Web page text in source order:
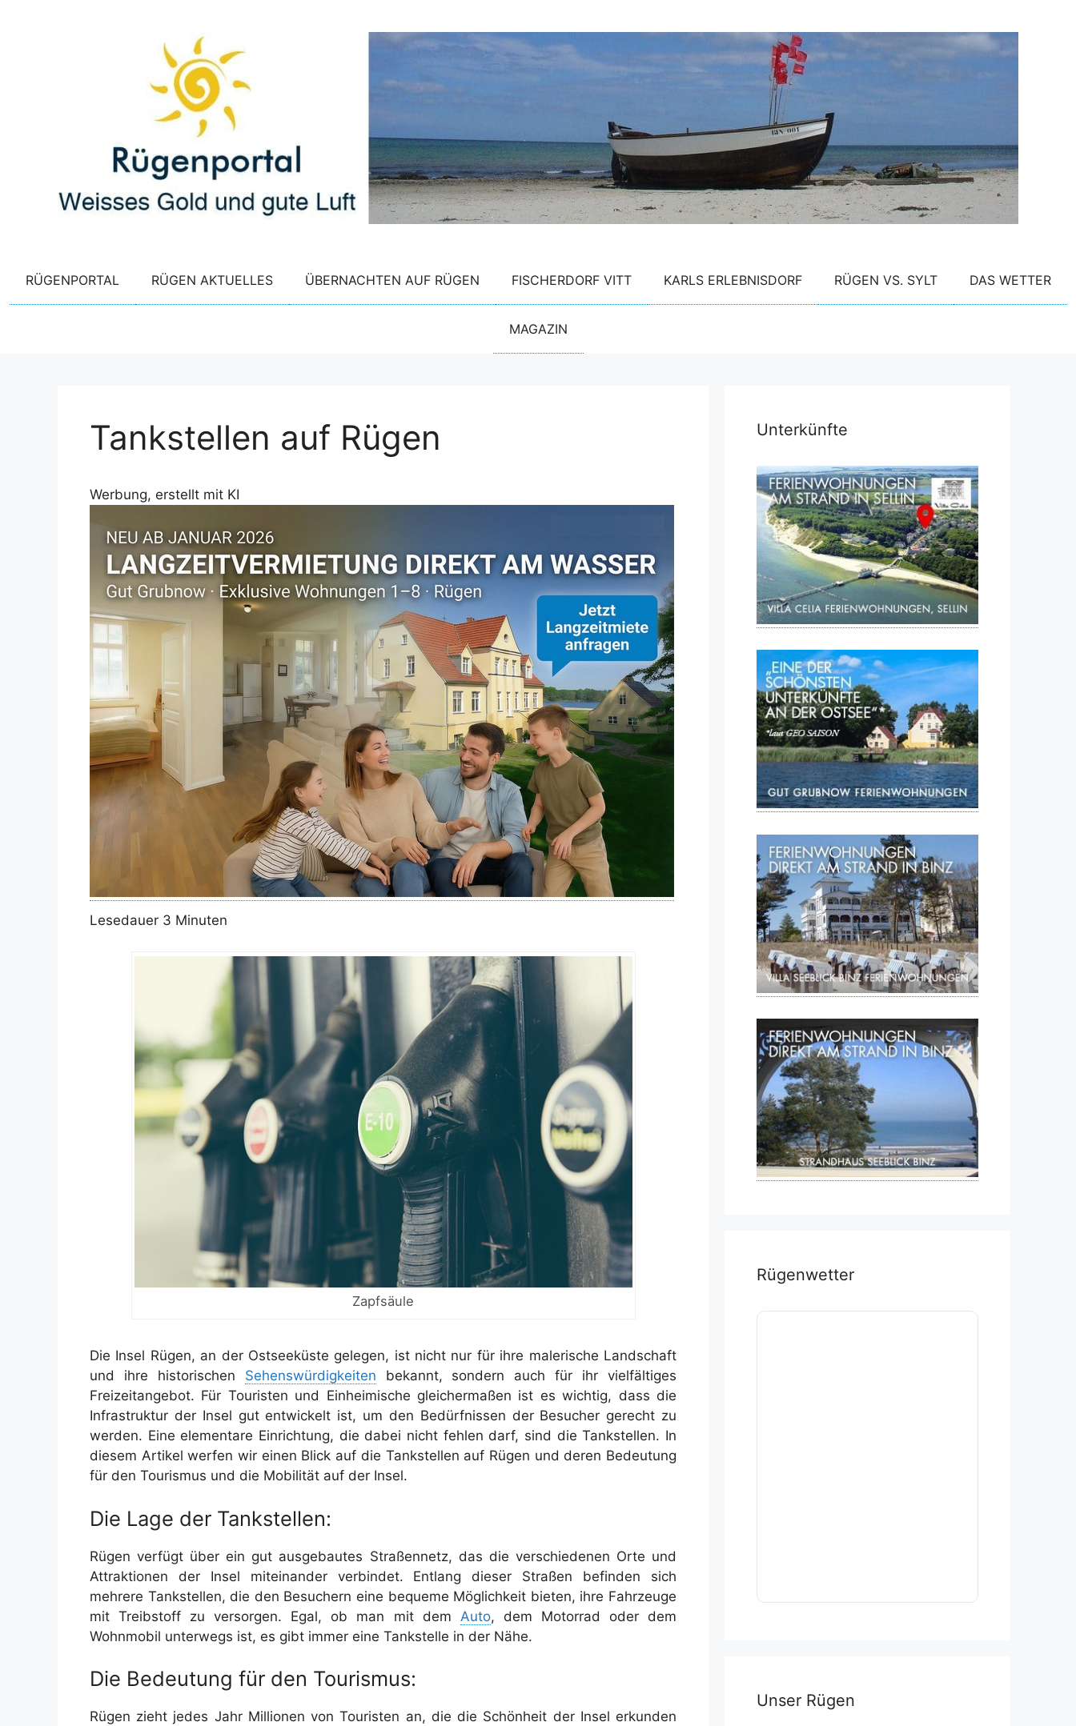
RÜGENPORTAL RÜGEN AKTUELLES ÜBERNACHTEN AUF RÜGEN FISCHERDORF VITT KARLS ERLEBNISDORF RÜGEN VS. SYLT DAS WETTER
MAGAZIN
Tankstellen auf Rügen
Werbung, erstellt mit KI
Lesedauer 3 Minuten
Zapfsäule
Die Insel Rügen, an der Ostseeküste gelegen, ist nicht nur für ihre malerische Landschaft
und ihre historischen Sehenswürdigkeiten bekannt, sondern auch für ihr vielfältiges
Freizeitangebot. Für Touristen und Einheimische gleichermaßen ist es wichtig, dass die
Infrastruktur der Insel gut entwickelt ist, um den Bedürfnissen der Besucher gerecht zu
werden. Eine elementare Einrichtung, die dabei nicht fehlen darf, sind die Tankstellen. In
diesem Artikel werfen wir einen Blick auf die Tankstellen auf Rügen und deren Bedeutung
für den Tourismus und die Mobilität auf der Insel.
Die Lage der Tankstellen:
Rügen verfügt über ein gut ausgebautes Straßennetz, das die verschiedenen Orte und
Attraktionen der Insel miteinander verbindet. Entlang dieser Straßen befinden sich
mehrere Tankstellen, die den Besuchern eine bequeme Möglichkeit bieten, ihre Fahrzeuge
mit Treibstoff zu versorgen. Egal, ob man mit dem Auto, dem Motorrad oder dem
Wohnmobil unterwegs ist, es gibt immer eine Tankstelle in der Nähe.
Die Bedeutung für den Tourismus:
Rügen zieht jedes Jahr Millionen von Touristen an, die die Schönheit der Insel erkunden
Unterkünfte
Rügenwetter
Unser Rügen